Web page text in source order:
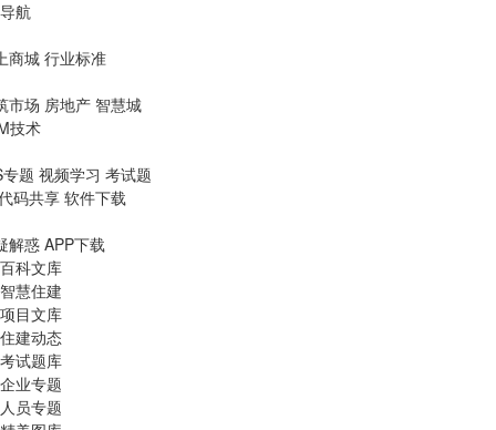
导航
商城 行业标准
市场 房地产 智慧城
技术
题 视频学习 考试题
码共享 软件下载
解惑 APP下载
百科文库
智慧住建
项目文库
住建动态
考试题库
企业专题
人员专题